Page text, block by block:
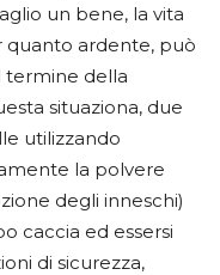
un bene, la vita
quanto ardente, può
termine della
situaziona, due
utilizzando
la polvere
degli inneschi)
caccia ed essersi
di sicurezza,